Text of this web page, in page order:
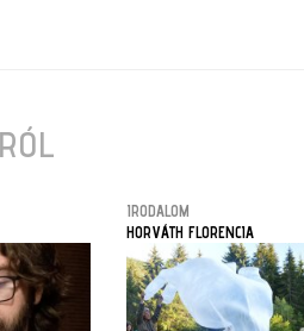
IRODALOM
HORVÁTH FLORENCIA